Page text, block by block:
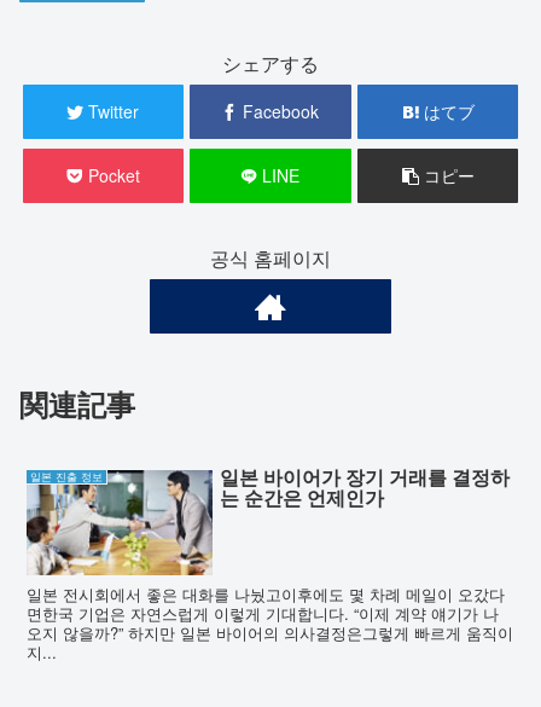
シェアする
Twitter Facebook はてブ
Pocket LINE コピー
공식 홈페이지
関連記事
일본 진출 정보 일본 바이어가 장기 거래를 결정하
는 순간은 언제인가
일본 전시회에서 좋은 대화를 나눴고이후에도 몇 차례 메일이 오갔다
면한국 기업은 자연스럽게 이렇게 기대합니다. “이제 계약 얘기가 나
오지 않을까?” 하지만 일본 바이어의 의사결정은그렇게 빠르게 움직이
지...